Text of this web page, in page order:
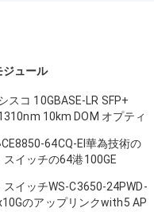
ジュール
スコ 10GBASE-LR SFP+
10km DOM オプティ
64CQ-EI華為技術の
スイッチの64港100GE
スイッチWS-C3650-24PWD-
のアップリンクwith5 AP